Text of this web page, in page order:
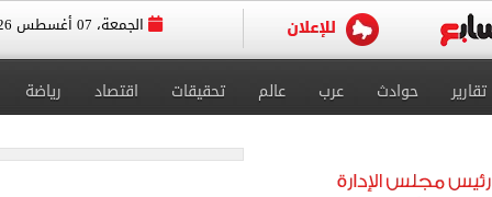
الجمعة، 07 أغسطس 2026
تقارير حوادث عرب عالم تحقيقات اقتصاد رياضة